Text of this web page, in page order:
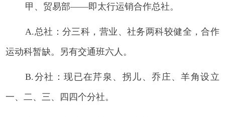
甲、贸易部——即太行运销合作总社。
A.总社：分三科，营业、社务两科较健全，合作
运动科暂缺。另有交通班六人。
B.分社：现已在芹泉、拐儿、乔庄、羊角设立
一、二、三、四四个分社。